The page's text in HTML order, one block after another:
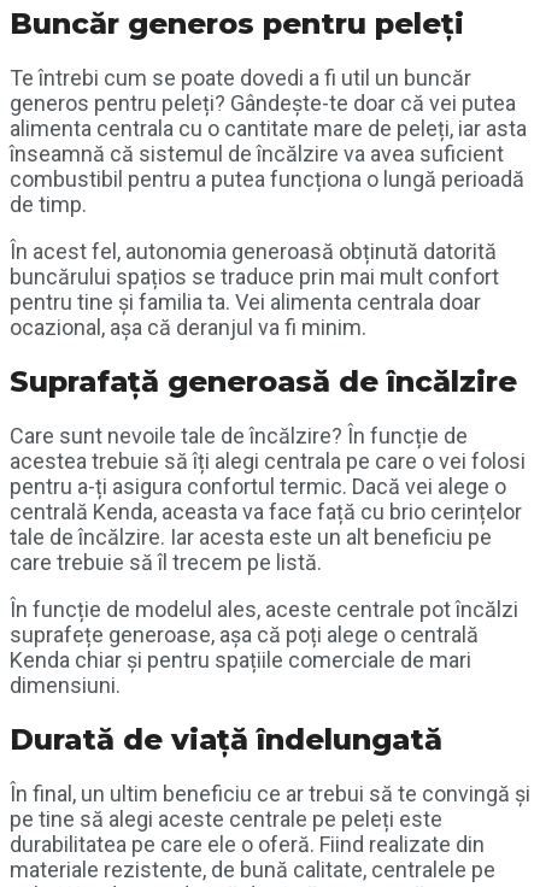
Buncăr generos pentru peleți
Te întrebi cum se poate dovedi a fi util un buncăr
generos pentru peleți? Gândește-te doar că vei putea
alimenta centrala cu o cantitate mare de peleți, iar asta
înseamnă că sistemul de încălzire va avea suficient
combustibil pentru a putea funcționa o lungă perioadă
de timp.
În acest fel, autonomia generoasă obținută datorită
buncărului spațios se traduce prin mai mult confort
pentru tine și familia ta. Vei alimenta centrala doar
ocazional, așa că deranjul va fi minim.
Suprafață generoasă de încălzire
Care sunt nevoile tale de încălzire? În funcție de
acestea trebuie să îți alegi centrala pe care o vei folosi
pentru a-ți asigura confortul termic. Dacă vei alege o
centrală Kenda, aceasta va face față cu brio cerințelor
tale de încălzire. Iar acesta este un alt beneficiu pe
care trebuie să îl trecem pe listă.
În funcție de modelul ales, aceste centrale pot încălzi
suprafețe generoase, așa că poți alege o centrală
Kenda chiar și pentru spațiile comerciale de mari
dimensiuni.
Durată de viață îndelungată
În final, un ultim beneficiu ce ar trebui să te convingă și
pe tine să alegi aceste centrale pe peleți este
durabilitatea pe care ele o oferă. Fiind realizate din
materiale rezistente, de bună calitate, centralele pe